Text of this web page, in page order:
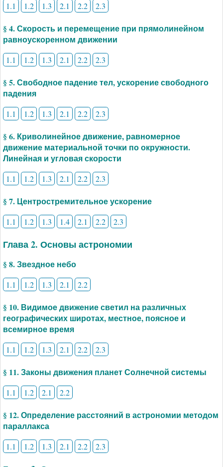
1.1 1.2 1.3 2.1 2.2 2.3
§ 4. Скорость и перемещение при прямолинейном
равноускоренном движении
1.1 1.2 1.3 2.1 2.2 2.3
§ 5. Свободное падение тел, ускорение свободного
падения
1.1 1.2 1.3 2.1 2.2 2.3
§ 6. Криволинейное движение, равномерное
движение материальной точки по окружности.
Линейная и угловая скорости
1.1 1.2 1.3 2.1 2.2 2.3
§ 7. Центростремительное ускорение
1.1 1.2 1.3 1.4 2.1 2.2 2.3
Глава 2. Основы астрономии
§ 8. Звездное небо
1.1 1.2 1.3 2.1 2.2
§ 10. Видимое движение светил на различных
географических широтах, местное, поясное и
всемирное время
1.1 1.2 1.3 2.1 2.2 2.3
§ 11. Законы движения планет Солнечной системы
1.1 1.2 2.1 2.2
§ 12. Определение расстояний в астрономии методом
параллакса
1.1 1.2 1.3 2.1 2.2 2.3